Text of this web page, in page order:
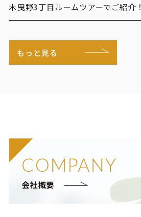
木曳野3丁目ルームツアーでご紹介！
もっと見る
COMPANY
会社概要